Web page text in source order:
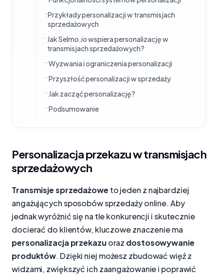
Przykłady personalizacji w transmisjach
sprzedażowych
Jak Selmo.io wspiera personalizację w
transmisjach sprzedażowych?
Wyzwania i ograniczenia personalizacji
Przyszłość personalizacji w sprzedaży
Jak zacząć personalizację?
Podsumowanie
Personalizacja przekazu w transmisjach
sprzedażowych
Transmisje sprzedażowe to jeden z najbardziej
angażujących sposobów sprzedaży online. Aby
jednak wyróżnić się na tle konkurencji i skutecznie
docierać do klientów, kluczowe znaczenie ma
personalizacja przekazu oraz dostosowywanie
produktów. Dzięki niej możesz zbudować więź z
widzami, zwiększyć ich zaangażowanie i poprawić